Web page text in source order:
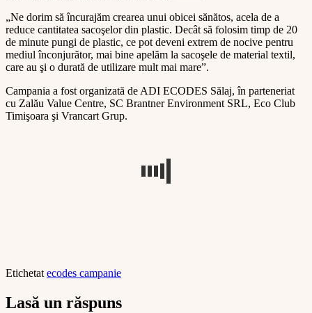
„Ne dorim să încurajăm crearea unui obicei sănătos, acela de a
reduce cantitatea sacoşelor din plastic. Decât să folosim timp de 20
de minute pungi de plastic, ce pot deveni extrem de nocive pentru
mediul înconjurător, mai bine apelăm la sacoşele de material textil,
care au şi o durată de utilizare mult mai mare”.
Campania a fost organizată de ADI ECODES Sălaj, în parteneriat
cu Zalău Value Centre, SC Brantner Environment SRL, Eco Club
Timişoara şi Vrancart Grup.
Etichetat ecodes campanie
Lasă un răspuns